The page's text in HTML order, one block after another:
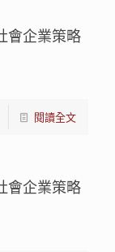
會企業策略
閱讀全文
會企業策略